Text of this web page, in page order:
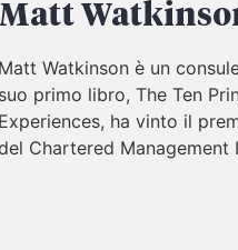
Matt
Matt Watkinson è un
suo primo libro, The Ten
Experiences, ha vinto il
Chartered Management